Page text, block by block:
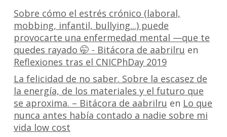
Sobre cómo el estrés crónico (laboral,
mobbing, infantil, bullying...) puede
provocarte una enfermedad mental —que te
quedes rayado 🤭 - Bitácora de aabrilru en
Reflexiones tras el CNICPhDay 2019
La felicidad de no saber. Sobre la escasez de
la energía, de los materiales y el futuro que
se aproxima. – Bitácora de aabrilru en Lo que
nunca antes había contado a nadie sobre mi
vida low cost